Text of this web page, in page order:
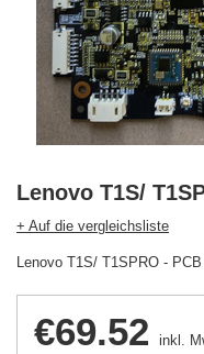
Lenovo T1S/
+ Auf die vergleichsliste
Lenovo T1S/ T1SPRO -
€69.52 inkl.